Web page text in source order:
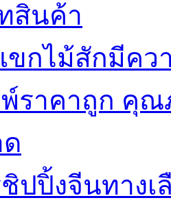
สินค้า
กไม้สักมีคว
ราคาถูก คุณ
ปปิ้งจีนทาง